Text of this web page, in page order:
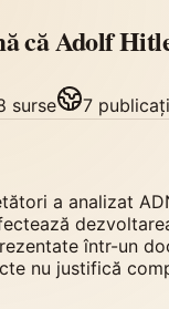
că Adolf
surse 7
a analizat
într-un
nu justifică